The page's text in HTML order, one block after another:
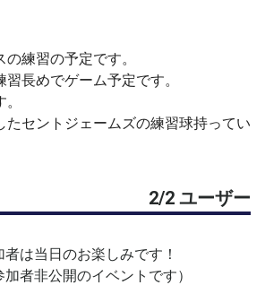
練習の予定です。
長めでゲーム予定です。
たセントジェームズの練習球持ってい
2/2 ユーザー
者は当日のお楽しみです！
加者非公開のイベントです）